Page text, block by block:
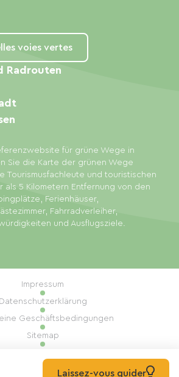
voies vertes
für grüne Wege in
Sie die Karte der grünen Wege
Tourismusfachleute und touristischen
als 5 Kilometern Entfernung von den
Ferienhäuser,
Fahrradverleiher,
und Ausflugsziele.
Radrouten
Impressum
Datenschutzerklärung
Geschäftsbedingungen
Sitemap
Umsetzung: Mill, PrivasLaissez-vous guider